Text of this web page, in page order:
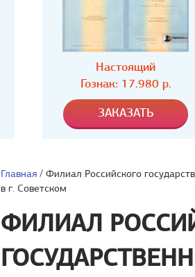
Настоящий
Гознак: 17.980 р.
Главная / Филиал Российского
в г. Советском
ФИЛИАЛ